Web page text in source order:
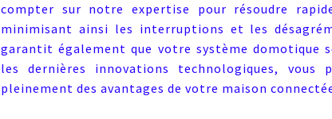
compter sur notre expertise pour résoudre
minimisant ainsi les interruptions et les
garantit également que votre système domotique
les dernières innovations technologiques,
pleinement des avantages de votre maison